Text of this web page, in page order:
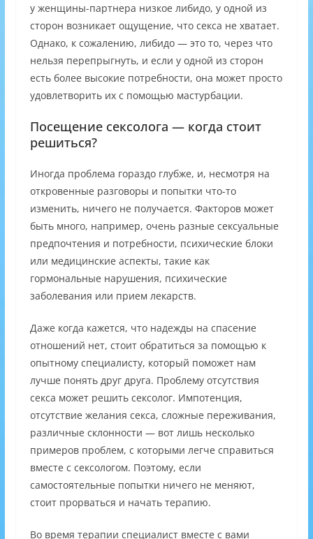
у женщины-партнера низкое либидо, у одной из
сторон возникает ощущение, что секса не хватает.
Однако, к сожалению, либидо — это то, через что
нельзя перепрыгнуть, и если у одной из сторон
есть более высокие потребности, она может просто
удовлетворить их с помощью мастурбации.
Посещение сексолога — когда стоит
решиться?
Иногда проблема гораздо глубже, и, несмотря на
откровенные разговоры и попытки что-то
изменить, ничего не получается. Факторов может
быть много, например, очень разные сексуальные
предпочтения и потребности, психические блоки
или медицинские аспекты, такие как
гормональные нарушения, психические
заболевания или прием лекарств.
Даже когда кажется, что надежды на спасение
отношений нет, стоит обратиться за помощью к
опытному специалисту, который поможет нам
лучше понять друг друга. Проблему отсутствия
секса может решить сексолог. Импотенция,
отсутствие желания секса, сложные переживания,
различные склонности — вот лишь несколько
примеров проблем, с которыми легче справиться
вместе с сексологом. Поэтому, если
самостоятельные попытки ничего не меняют,
стоит прорваться и начать терапию.
Во время терапии специалист вместе с вами